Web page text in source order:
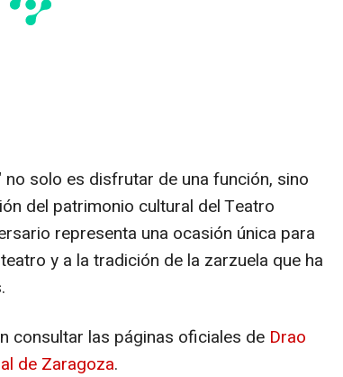
solo es disfrutar de una función, sino
del patrimonio cultural del Teatro
representa una ocasión única para
y a la tradición de la zarzuela que ha
consultar las páginas oficiales de Drao
de Zaragoza.